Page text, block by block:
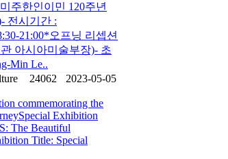
주한인이민 120주년
전시기간 :
21:00*오프닝 리셉션
아시아미술부장)- 초
Min Le..
24062 2023-05-05
commemorating the
Exhibition
The Beautiful
Title: Special